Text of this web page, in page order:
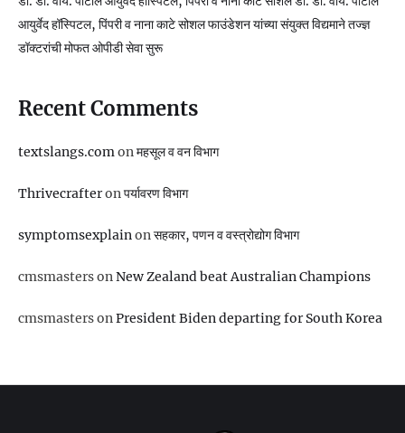
आयुर्वेद हॉस्पिटल, पिंपरी व नाना काटे सोशल फाउंडेशन यांच्या संयुक्त विद्यमाने तज्ज्ञ
डॉक्टरांची मोफत ओपीडी सेवा सुरू
Recent Comments
textslangs.comonमहसूल व वन विभाग
Thrivecrafteronपर्यावरण विभाग
symptomsexplainonसहकार, पणन व वस्‍त्रोद्योग विभाग
cmsmastersonNew Zealand beat Australian Champions
cmsmastersonPresident Biden departing for South Korea